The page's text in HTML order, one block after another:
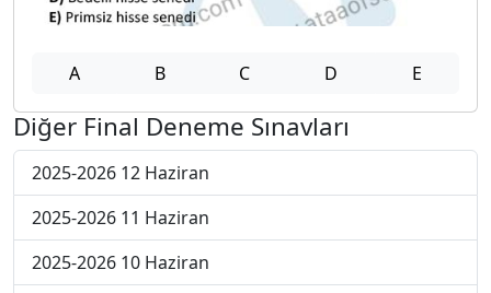
A B C D E
Diğer Final Deneme Sınavları
2025-2026 12 Haziran
2025-2026 11 Haziran
2025-2026 10 Haziran